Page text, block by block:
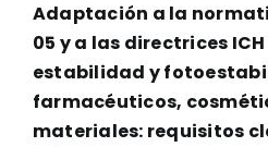
Adaptación a la
05 y a las directrices
estabilidad y
farmacéuticos,
materiales: requisitos